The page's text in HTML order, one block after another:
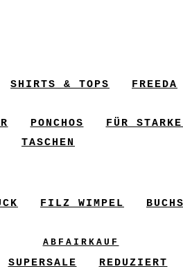
SHIRTS & TOPS FREEDA
PONCHOS
FÜR
TASCHEN
FILZ WIMPEL
ABFAIRKAUF
SUPERSALE REDUZIERT